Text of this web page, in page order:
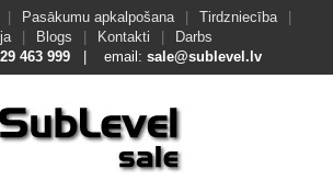
Pasākumu apkalpošana Tirdzniecība
Blogs Kontakti
Darbs
29 463 999 | email: sale@sublevel.lv